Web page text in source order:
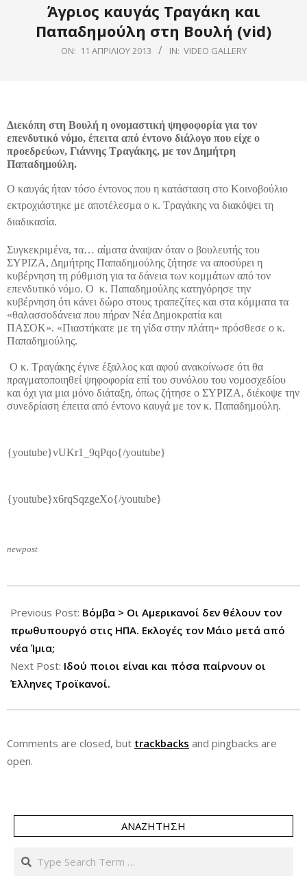
Άγριος καυγάς Τραγάκη και
Παπαδημούλη στη Βουλή (vid)
ON: 11 ΑΠΡΙΛΊΟΥ 2013 IN: VIDEO GALLERY
Διεκόπη στη Βουλή η ονομαστική ψηφοφορία για τον
επενδυτικό νόμο, έπειτα από έντονο διάλογο που είχε ο
προεδρεύων, Γιάννης Τραγάκης, με τον Δημήτρη
Παπαδημούλη.
Ο καυγάς ήταν τόσο έντονος που η κατάσταση στο Κοινοβούλιο
εκτροχιάστηκε με αποτέλεσμα ο κ. Τραγάκης να διακόψει τη
διαδικασία.
Συγκεκριμένα, τα… αίματα άναψαν όταν ο βουλευτής του
ΣΥΡΙΖΑ, Δημήτρης Παπαδημούλης ζήτησε να αποσύρει η
κυβέρνηση τη ρύθμιση για τα δάνεια των κομμάτων από τον
επενδυτικό νόμο. Ο κ. Παπαδημούλης κατηγόρησε την
κυβέρνηση ότι κάνει δώρο στους τραπεζίτες και στα κόμματα τα
«θαλασσοδάνεια που πήραν Νέα Δημοκρατία και
ΠΑΣΟΚ». «Πιαστήκατε με τη γίδα στην πλάτη» πρόσθεσε ο κ.
Παπαδημούλης.
Ο κ. Τραγάκης έγινε έξαλλος και αφού ανακοίνωσε ότι θα
πραγματοποιηθεί ψηφοφορία επί του συνόλου του νομοσχεδίου
και όχι για μια μόνο διάταξη, όπως ζήτησε ο ΣΥΡΙΖΑ, διέκοψε την
συνεδρίαση έπειτα από έντονο καυγά με τον κ. Παπαδημούλη.
{youtube}vUKr1_9qPqo{/youtube}
{youtube}x6rqSqzgeXo{/youtube}
newpost
04-
11
Previous Post: Bόμβα > Οι Αμερικανοί δεν θέλουν τον
πρωθυπουργό στις ΗΠΑ. Εκλογές τον Μάιο μετά από
νέα Ίμια;
Next Post: Ιδού ποιοι είναι και πόσα παίρνουν οι
Έλληνες Τροϊκανοί.
Comments are closed, but trackbacks and pingbacks are
open.
ΑΝΑΖΉΤΗΣΗ
Search